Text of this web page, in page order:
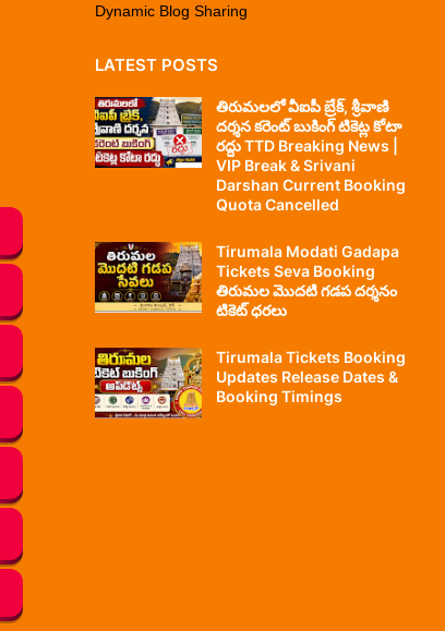
Dynamic Blog Sharing
LATEST POSTS
తిరుమలలో వీఐపీ బ్రేక్, శ్రీవాణి
దర్శన కరెంట్ బుకింగ్ టికెట్ల కోటా
రద్దు TTD Breaking News |
VIP Break & Srivani
Darshan Current Booking
Quota Cancelled
Tirumala Modati Gadapa
Tickets Seva Booking
తిరుమల మొదటి గడప దర్శనం
టికెట్ ధరలు
Tirumala Tickets Booking
Updates Release Dates &
Booking Timings